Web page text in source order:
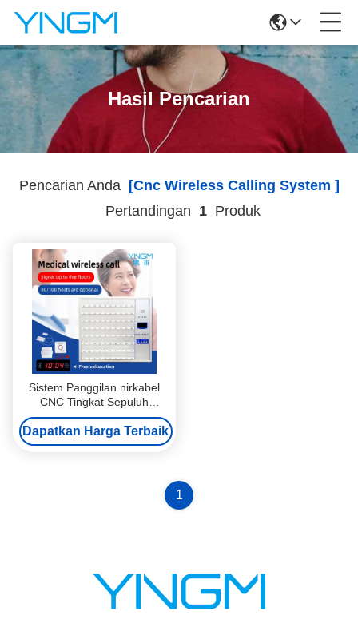
Hasil Pencarian
Pencarian Anda[cnc Wireless Calling System ]
Pertandingan 1 Produk
Sistem Panggilan nirkabel
CNC Tingkat Sepuluh
Digunakan di Tempat Medis
Dapatkan Harga Terbaik
1